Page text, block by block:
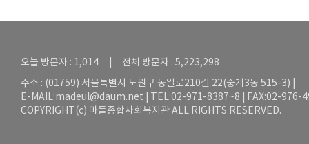
오늘 방문자 : 1,014 | 전체 방문자 : 5,223,298
주소 : (01759) 서울특별시 노원구 동일로210길 22(중계3동 515-3) |
E-MAIL:madeul@daum.net | TEL:02-971-8387~8 | FAX:02-976-
COPYRIGHT(c) 마들종합사회복지관 ALL RIGHTS RESERVED.